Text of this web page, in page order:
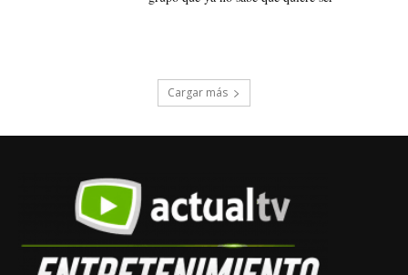
Cargar más